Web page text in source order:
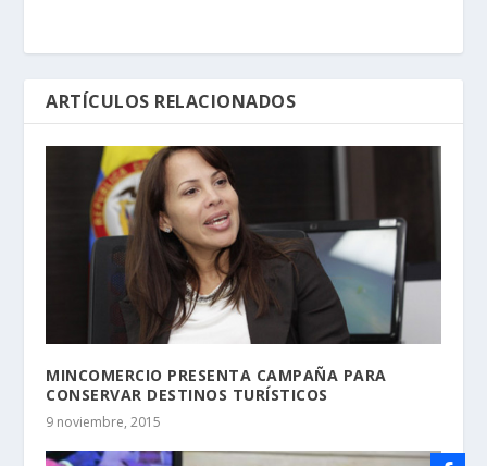
ARTÍCULOS RELACIONADOS
MINCOMERCIO PRESENTA CAMPAÑA PARA
CONSERVAR DESTINOS TURÍSTICOS
9 noviembre, 2015